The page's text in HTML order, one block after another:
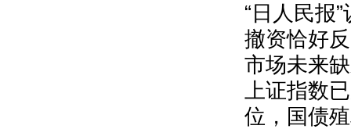
“日人民报
撤资恰好
市场未来
上证指数
位，国债